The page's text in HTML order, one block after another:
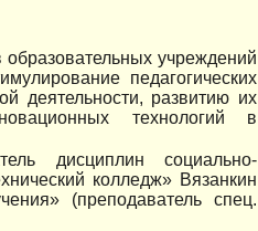
учреждений
педагогических
деятельности, развитию их
технологий в
дисциплин социально-
колледж» Вязанкин
(преподаватель спец.